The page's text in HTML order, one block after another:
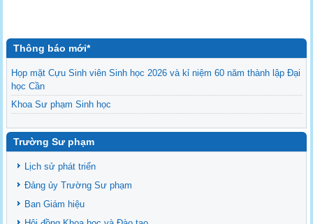
Thông báo mới*
Họp mặt Cựu Sinh viên Sinh học 2026 và kỉ niệm 60 năm thành lập Đại
học Cần
Khoa Sư phạm Sinh học
Mời họp mặt Cựu Sinh viên Bộ môn Sư phạm Sinh học 2024
Trường Sư phạm
Lịch sử phát triển
Đảng ủy Trường Sư phạm
Ban Giám hiệu